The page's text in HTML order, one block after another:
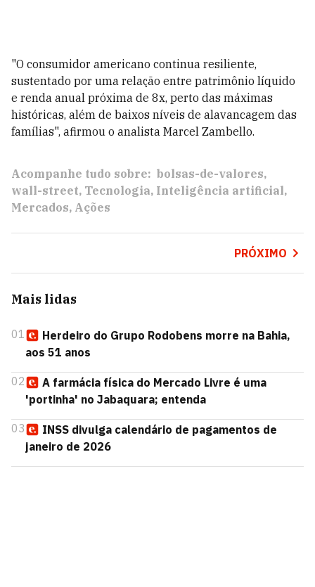
"O consumidor americano continua resiliente,
sustentado por uma relação entre patrimônio líquido
e renda anual próxima de 8x, perto das máximas
históricas, além de baixos níveis de alavancagem das
famílias", afirmou o analista Marcel Zambello.
Acompanhe tudo sobre: bolsas-de-valores
wall-street Tecnologia Inteligência artificial
Mercados Ações
PRÓXIMO
Mais lidas
01
Herdeiro do Grupo Rodobens morre na Bahia,
aos 51 anos
02
A farmácia física do Mercado Livre é uma
'portinha' no Jabaquara; entenda
03
INSS divulga calendário de pagamentos de
janeiro de 2026